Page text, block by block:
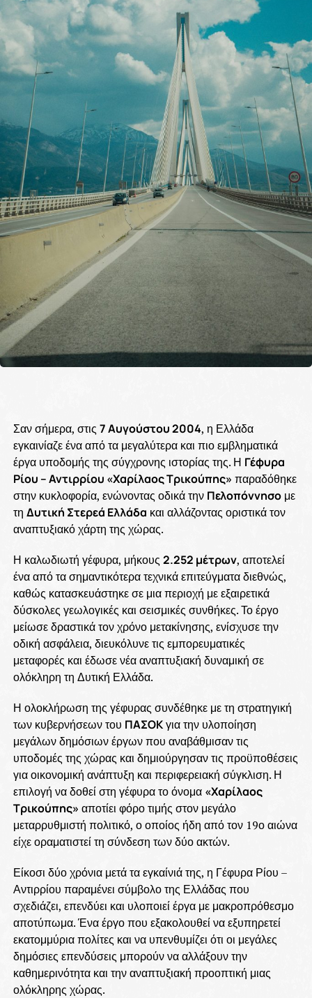
Σαν σήμερα, στις 7 Αυγούστου 2004, η Ελλάδα
εγκαινίαζε ένα από τα μεγαλύτερα και πιο εμβληματικά
έργα υποδομής της σύγχρονης ιστορίας της. Η Γέφυρα
Ρίου – Αντιρρίου «Χαρίλαος Τρικούπης» παραδόθηκε
στην κυκλοφορία, ενώνοντας οδικά την Πελοπόννησομε
τη Δυτική Στερεά Ελλάδα και αλλάζοντας οριστικά τον
αναπτυξιακό χάρτη της χώρας.
Η καλωδιωτή γέφυρα, μήκους 2.252 μέτρων, αποτελεί
ένα από τα σημαντικότερα τεχνικά επιτεύγματα διεθνώς,
καθώς κατασκευάστηκε σε μια περιοχή με εξαιρετικά
δύσκολες γεωλογικές και σεισμικές συνθήκες. Το έργο
μείωσε δραστικά τον χρόνο μετακίνησης, ενίσχυσε την
οδική ασφάλεια, διευκόλυνε τις εμπορευματικές
μεταφορές και έδωσε νέα αναπτυξιακή δυναμική σε
ολόκληρη τη Δυτική Ελλάδα.
Η ολοκλήρωση της γέφυρας συνδέθηκε με τη στρατηγική
των κυβερνήσεων του ΠΑΣΟΚγια την υλοποίηση
μεγάλων δημόσιων έργων που αναβάθμισαν τις
υποδομές της χώρας και δημιούργησαν τις προϋποθέσεις
για οικονομική ανάπτυξη και περιφερειακή σύγκλιση. Η
επιλογή να δοθεί στη γέφυρα το όνομα «Χαρίλαος
Τρικούπης» αποτίει φόρο τιμής στον μεγάλο
μεταρρυθμιστή πολιτικό, ο οποίος ήδη από τον 19ο αιώνα
είχε οραματιστεί τη σύνδεση των δύο ακτών.
Είκοσι δύο χρόνια μετά τα εγκαίνιά της, η Γέφυρα Ρίου –
Αντιρρίου παραμένει σύμβολο της Ελλάδας που
σχεδιάζει, επενδύει και υλοποιεί έργα με μακροπρόθεσμο
αποτύπωμα. Ένα έργο που εξακολουθεί να εξυπηρετεί
εκατομμύρια πολίτες και να υπενθυμίζει ότι οι μεγάλες
δημόσιες επενδύσεις μπορούν να αλλάξουν την
καθημερινότητα και την αναπτυξιακή προοπτική μιας
ολόκληρης χώρας.